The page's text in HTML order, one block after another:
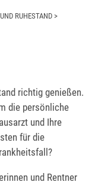
RUHESTAND>
richtig genießen.
die persönliche
und Ihre
für die
und Rentner